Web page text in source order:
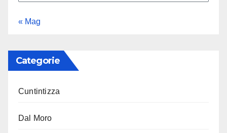
« Mag
Categorie
Cuntintizza
Dal Moro